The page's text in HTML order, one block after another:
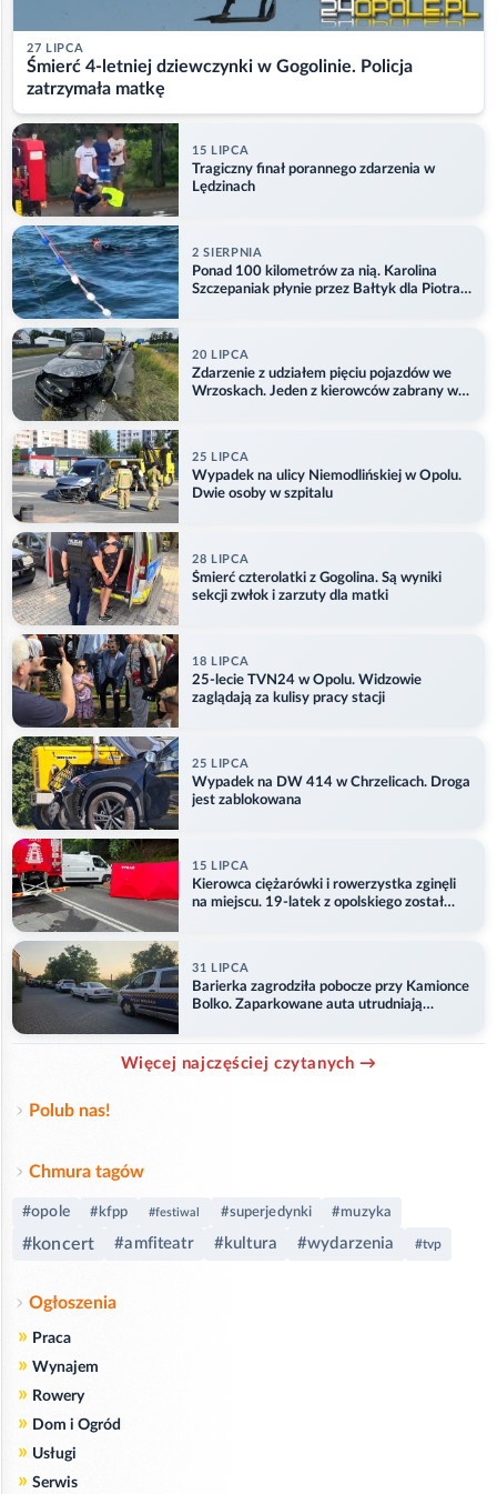
27 LIPCA
Śmierć 4-letniej dziewczynki w Gogolinie. Policja
zatrzymała matkę
15 LIPCA
Tragiczny finał porannego zdarzenia w
Lędzinach
2 SIERPNIA
Ponad 100 kilometrów za nią. Karolina
Szczepaniak płynie przez Bałtyk dla Piotra.
20 LIPCA
Zdarzenie z udziałem pięciu pojazdów we
Wrzoskach. Jeden z kierowców zabrany w
25 LIPCA
Wypadek na ulicy Niemodlińskiej w Opolu.
Dwie osoby w szpitalu
28 LIPCA
Śmierć czterolatki z Gogolina. Są wyniki
sekcji zwłok i zarzuty dla matki
18 LIPCA
25-lecie TVN24 w Opolu. Widzowie
zaglądają za kulisy pracy stacji
25 LIPCA
Wypadek na DW 414 w Chrzelicach. Droga
jest zablokowana
15 LIPCA
Kierowca ciężarówki i rowerzystka zginęli
na miejscu. 19-latek z opolskiego został
31 LIPCA
Barierka zagrodziła pobocze przy Kamionce
Bolko. Zaparkowane auta utrudniają
Więcej najczęściej czytanych →
Polub nas!
Chmura tagów
#opole #kfpp #festiwal #superjedynki #muzyka
#koncert #amfiteatr #kultura #wydarzenia #tvp
Ogłoszenia
» Praca
» Wynajem
» Rowery
» Dom i Ogród
» Usługi
» Serwis